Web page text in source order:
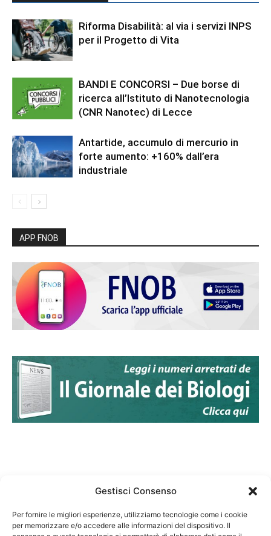
Gestisci Consenso
Per fornire le migliori esperienze, utilizziamo tecnologie come i cookie
per memorizzare e/o accedere alle informazioni del dispositivo. Il
Riforma Disabilità: al via i servizi INPS
per il Progetto di Vita
BANDI E CONCORSI – Due borse di
ricerca all’Istituto di Nanotecnologia
(CNR Nanotec) di Lecce
Antartide, accumulo di mercurio in
forte aumento: +160% dall’era
industriale
APP FNOB
Federazione Nazionale Degli Ordini dei Biologi: